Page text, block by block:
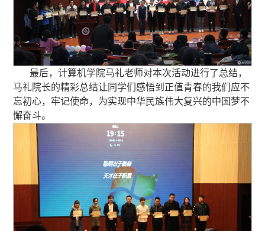
最后，计算机学院马礼老师对本次活动进行了总结，
马礼院长的精彩总结让同学们感悟到正值青春的我们应不
忘初心，牢记使命，为实现中华民族伟大复兴的中国梦不
懈奋斗。